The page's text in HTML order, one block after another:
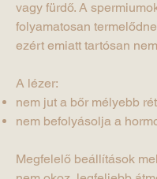
vagy fürdő. A
folyamatosan
ezért emiatt tartósan
A lézer:
nem jut a bőr mélyebb
nem befolyásolja a
Megfelelő beállítások